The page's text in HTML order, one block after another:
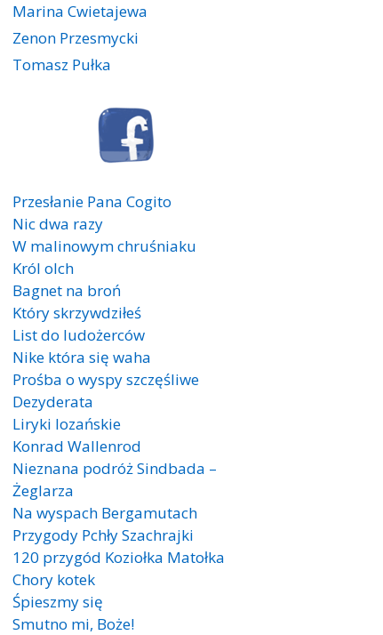
Marina Cwietajewa
Zenon Przesmycki
Tomasz Pułka
Przesłanie Pana Cogito
Nic dwa razy
W malinowym chruśniaku
Król olch
Bagnet na broń
Który skrzywdziłeś
List do ludożerców
Nike która się waha
Prośba o wyspy szczęśliwe
Dezyderata
Liryki lozańskie
Konrad Wallenrod
Nieznana podróż Sindbada –
Żeglarza
Na wyspach Bergamutach
Przygody Pchły Szachrajki
120 przygód Koziołka Matołka
Chory kotek
Śpieszmy się
Smutno mi, Boże!